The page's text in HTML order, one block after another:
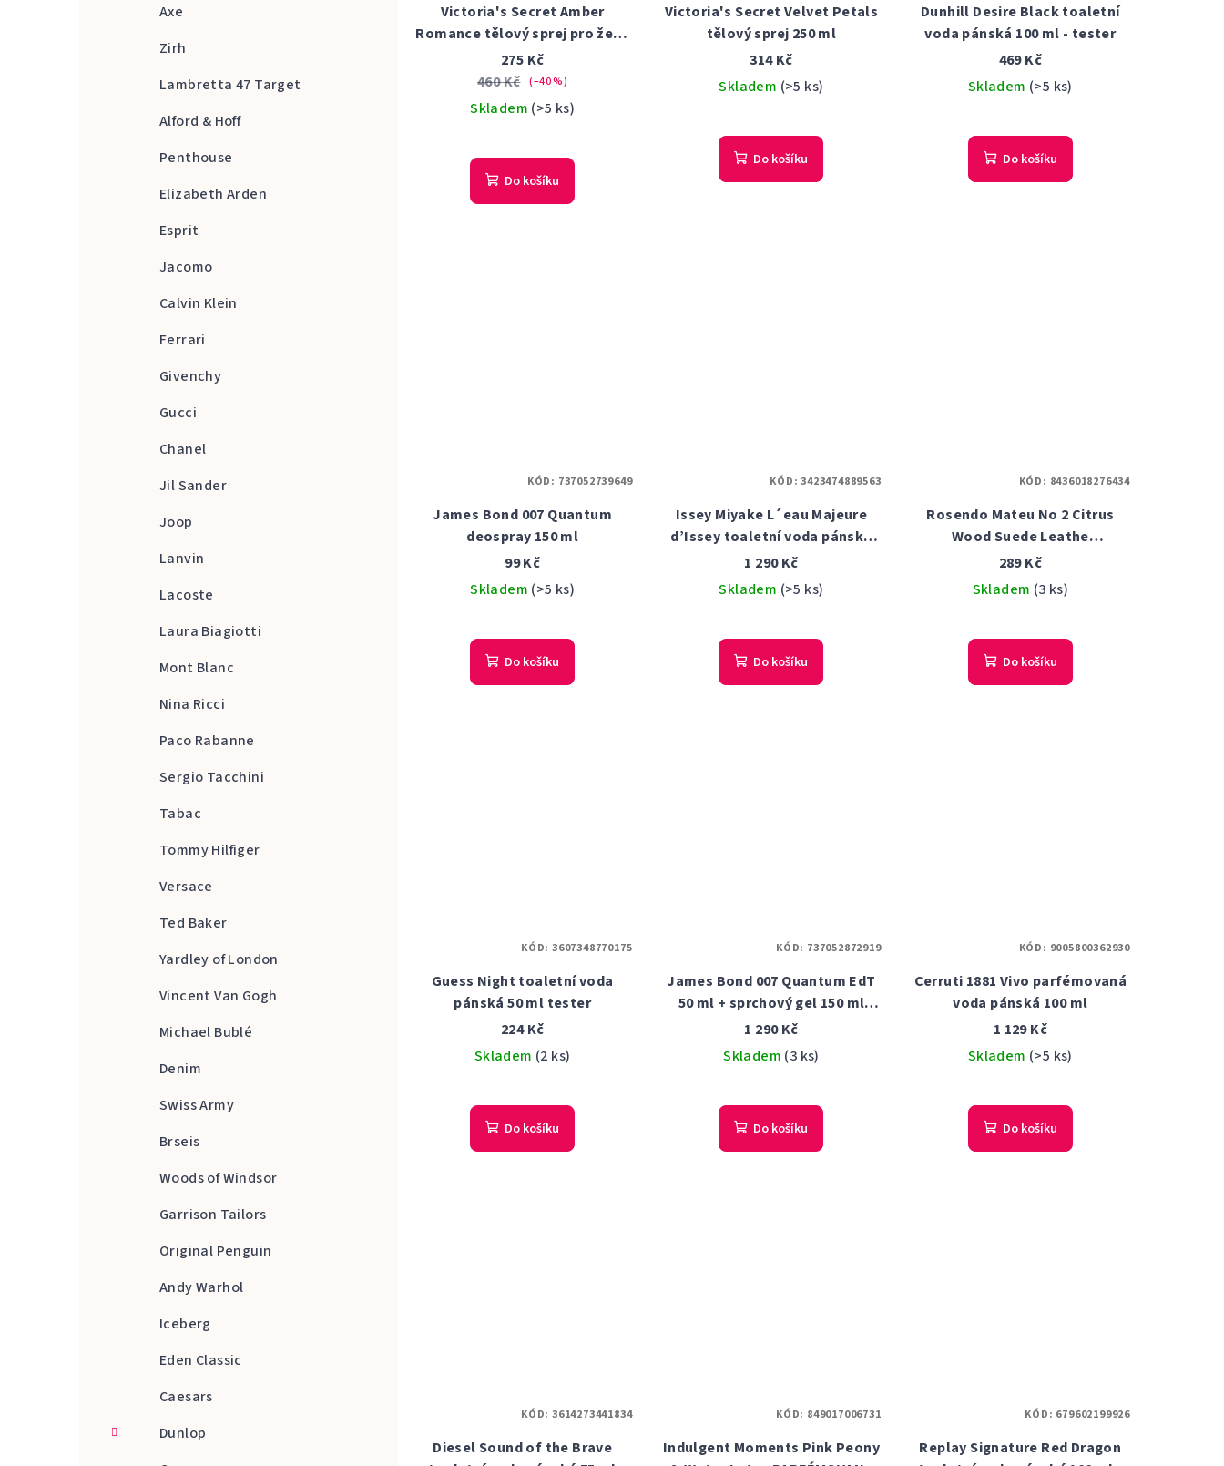
Axe
Zirh
Lambretta 47 Target
Alford & Hoff
Penthouse
Elizabeth Arden
Esprit
Jacomo
Calvin Klein
Ferrari
Givenchy
Gucci
Chanel
Jil Sander
Joop
Lanvin
Lacoste
Laura Biagiotti
Mont Blanc
Nina Ricci
Paco Rabanne
Sergio Tacchini
Tabac
Tommy Hilfiger
Versace
Ted Baker
Yardley of London
Vincent Van Gogh
Michael Bublé
Denim
Swiss Army
Brseis
Woods of Windsor
Garrison Tailors
Original Penguin
Andy Warhol
Iceberg
Eden Classic
Caesars
Dunlop
Victoria's Secret Amber
Romance tělový sprej pro ženy
250 ml
275 Kč
460 Kč (–40 %)
Skladem (>5 ks)
Do košíku
Victoria's Secret Velvet Petals
tělový sprej 250 ml
314 Kč
Skladem (>5 ks)
Do košíku
Dunhill Desire Black toaletní
voda pánská 100 ml - tester
469 Kč
Skladem (>5 ks)
Do košíku
James Bond 007 Quantum
deospray 150 ml
99 Kč
Skladem (>5 ks)
Do košíku
KÓD: 737052739649
Issey Miyake L´eau Majeure
d’Issey toaletní voda pánská
100 ml tester
1 290 Kč
Skladem (>5 ks)
Do košíku
KÓD:3423474889563
Rosendo Mateu No 2 Citrus
Wood Suede Leathe
parfémovaná voda unisex 5 ml
289 Kč
Skladem (3 ks)
Do košíku
KÓD: 8436018276434
Guess Night toaletní voda
pánská 50 ml tester
224 Kč
Skladem (2 ks)
Do košíku
KÓD: 3607348770175
James Bond 007 Quantum EdT
50 ml + sprchový gel 150 ml
dárková sada
1 290 Kč
Skladem (3 ks)
Do košíku
KÓD: 737052872919
Cerruti 1881 Vivo parfémovaná
voda pánská 100 ml
1 129 Kč
Skladem (>5 ks)
Do košíku
KÓD: 9005800362930
Diesel Sound of the Brave
KÓD: 3614273441834
Indulgent Moments Pink Peony
KÓD: 849017006731
Replay Signature Red Dragon
KÓD: 679602199926